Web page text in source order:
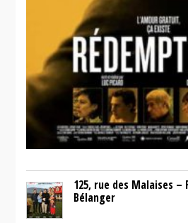
125, rue des Malaises –
Bélanger